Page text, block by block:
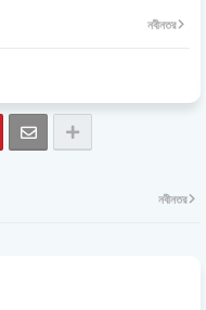
নবীনতর
নবীনতর